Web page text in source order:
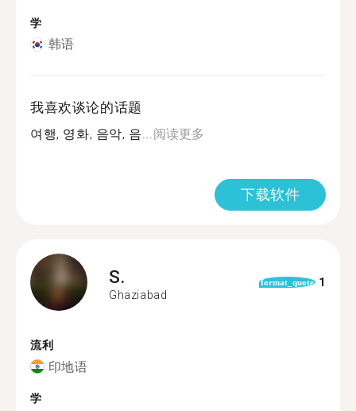
学
韩语
我喜欢谈论的话题
여행, 영화, 음악, 음...阅读更多
下载软件
S.
Ghaziabad
format_quote 1
流利
印地语
学